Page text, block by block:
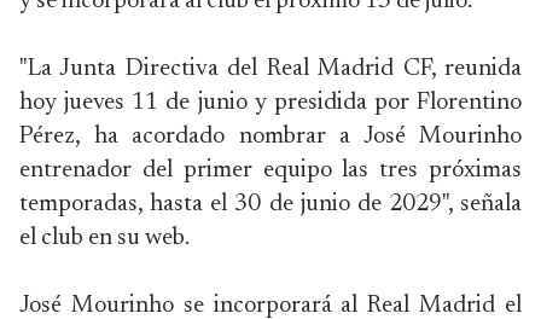
"La Junta Directiva del Real Madrid CF, reunida
hoy jueves 11 de junio y presidida por Florentino
Pérez, ha acordado nombrar a José Mourinho
entrenador del primer equipo las tres próximas
temporadas, hasta el 30 de junio de 2029", señala
el club en su web.
José Mourinho se incorporará al Real Madrid el